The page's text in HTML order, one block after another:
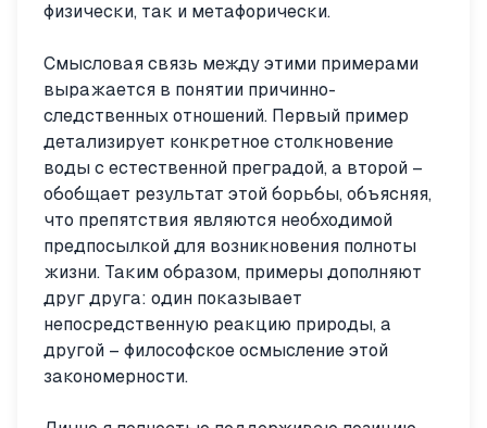
физически, так и метафорически.
Смысловая связь между этими примерами
выражается в понятии причинно-
следственных отношений. Первый пример
детализирует конкретное столкновение
воды с естественной преградой, а второй –
обобщает результат этой борьбы, объясняя,
что препятствия являются необходимой
предпосылкой для возникновения полноты
жизни. Таким образом, примеры дополняют
друг друга: один показывает
непосредственную реакцию природы, а
другой – философское осмысление этой
закономерности.